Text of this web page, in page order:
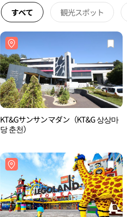
すべて 観光スポット
KT&Gサンサンマダン（KT&G 상상마
당 춘천）